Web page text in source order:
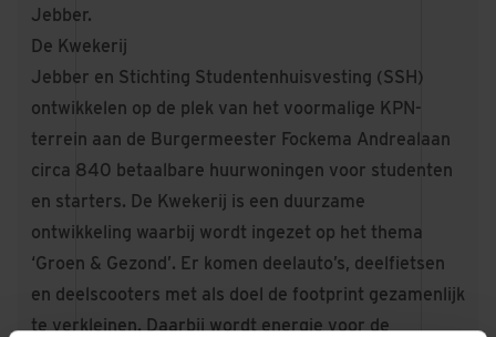
Jebber.
De Kwekerij
Jebber en Stichting Studentenhuisvesting (SSH)
ontwikkelen op de plek van het voormalige KPN-
terrein aan de Burgermeester Fockema Andrealaan
circa 840 betaalbare huurwoningen voor studenten
en starters. De Kwekerij is een duurzame
ontwikkeling waarbij wordt ingezet op het thema
‘Groen & Gezond’. Er komen deelauto’s, deelfietsen
en deelscooters met als doel de footprint gezamenlijk
te verkleinen. Daarbij wordt energie voor de